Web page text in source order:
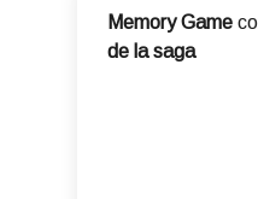
Memory Game
de la saga